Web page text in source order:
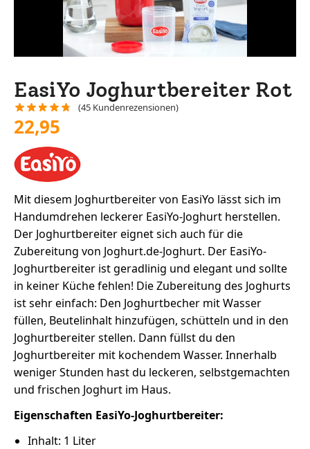
EasiYo Joghurtbereiter Rot
(45 Kundenrezensionen)
22,95
Mit diesem Joghurtbereiter von EasiYo lässt sich im
Handumdrehen leckerer EasiYo-Joghurt herstellen.
Der Joghurtbereiter eignet sich auch für die
Zubereitung von Joghurt.de-Joghurt. Der EasiYo-
Joghurtbereiter ist geradlinig und elegant und sollte
in keiner Küche fehlen! Die Zubereitung des Joghurts
ist sehr einfach: Den Joghurtbecher mit Wasser
füllen, Beutelinhalt hinzufügen, schütteln und in den
Joghurtbereiter stellen. Dann füllst du den
Joghurtbereiter mit kochendem Wasser. Innerhalb
weniger Stunden hast du leckeren, selbstgemachten
und frischen Joghurt im Haus.
Eigenschaften EasiYo-Joghurtbereiter:
Inhalt: 1 Liter